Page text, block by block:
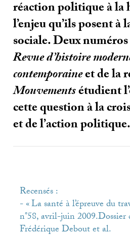
réaction politique à la
l’enjeu qu’ils posent à
sociale. Deux
Revue d’histoire
contemporaineet de la
Mouvementsétudient
cette question à la
et de l’action politique.
Recensés :
- «La santé à l’épreuve du
n°58, avril-juin 2009.Dossier
Frédérique Debout et al.